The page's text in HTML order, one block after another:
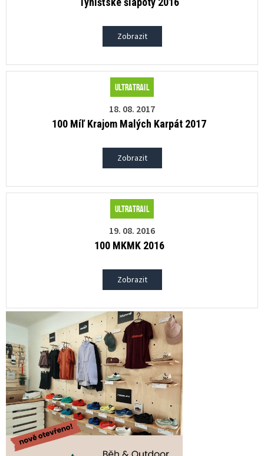
Zobrazit
Ultratrail
18. 08. 2017
100 Míľ Krajom Malých Karpát 2017
Zobrazit
Ultratrail
19. 08. 2016
100 MKMK 2016
Zobrazit